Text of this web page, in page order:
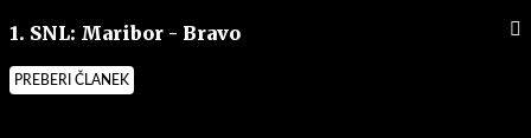
1. SNL: Maribor - Bravo
PREBERI ČLANEK